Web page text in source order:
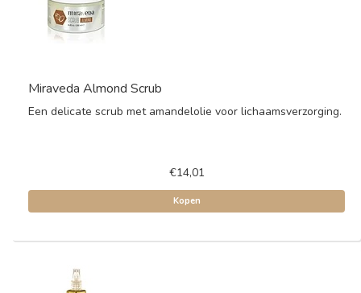
Miraveda Almond Scrub
Een delicate scrub met amandelolie voor lichaamsverzorging.
€14,01
Kopen